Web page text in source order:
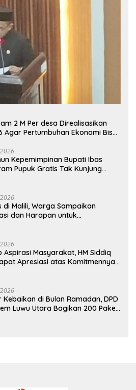
2 M Per desa Direalisasikan
Pertumbuhan Ekonomi Bisa
Kepemimpinan Bupati Ibas
Pupuk Gratis Tak Kunjung
di Malili, Warga Sampaikan
dan Harapan untuk
Aspirasi Masyarakat, HM Siddiq
Apresiasi atas Komitmennya
Kebaikan di Bulan Ramadan, DPD
Luwu Utara Bagikan 200 Paket